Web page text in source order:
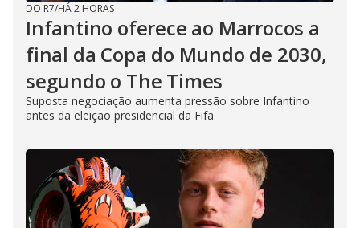
DO R7/HÁ 2 HORAS
Infantino oferece ao Marrocos a
final da Copa do Mundo de 2030,
segundo o The Times
Suposta negociação aumenta pressão sobre Infantino
antes da eleição presidencial da Fifa